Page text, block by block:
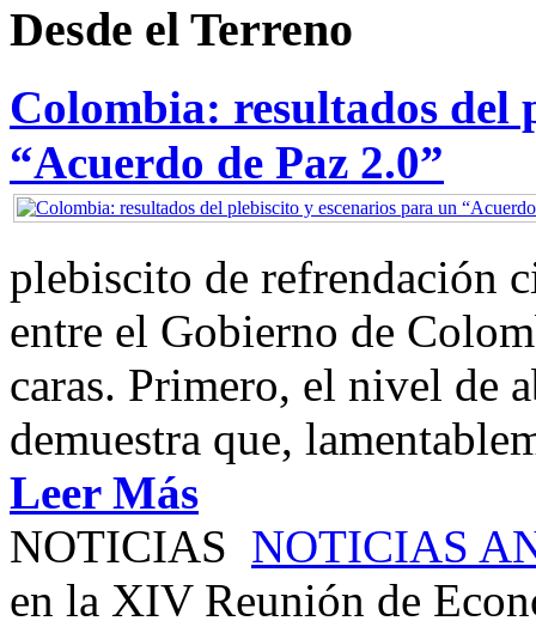
Desde el Terreno
Colombia: resultados del
“Acuerdo de Paz 2.0”
plebiscito de refrendación
entre el Gobierno de
caras. Primero, el nivel de
demuestra que,
Leer Más
NOTICIAS NOTICIAS
en la XIV Reunión de